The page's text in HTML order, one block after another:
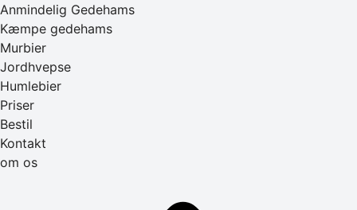
Anmindelig Gedehams
Kæmpe gedehams
Murbier
Jordhvepse
Humlebier
Priser
Bestil
Kontakt
om os